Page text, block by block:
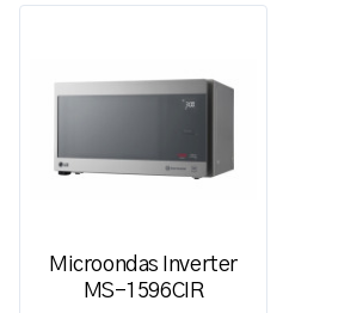
Microondas Inverter
MS-1596CIR